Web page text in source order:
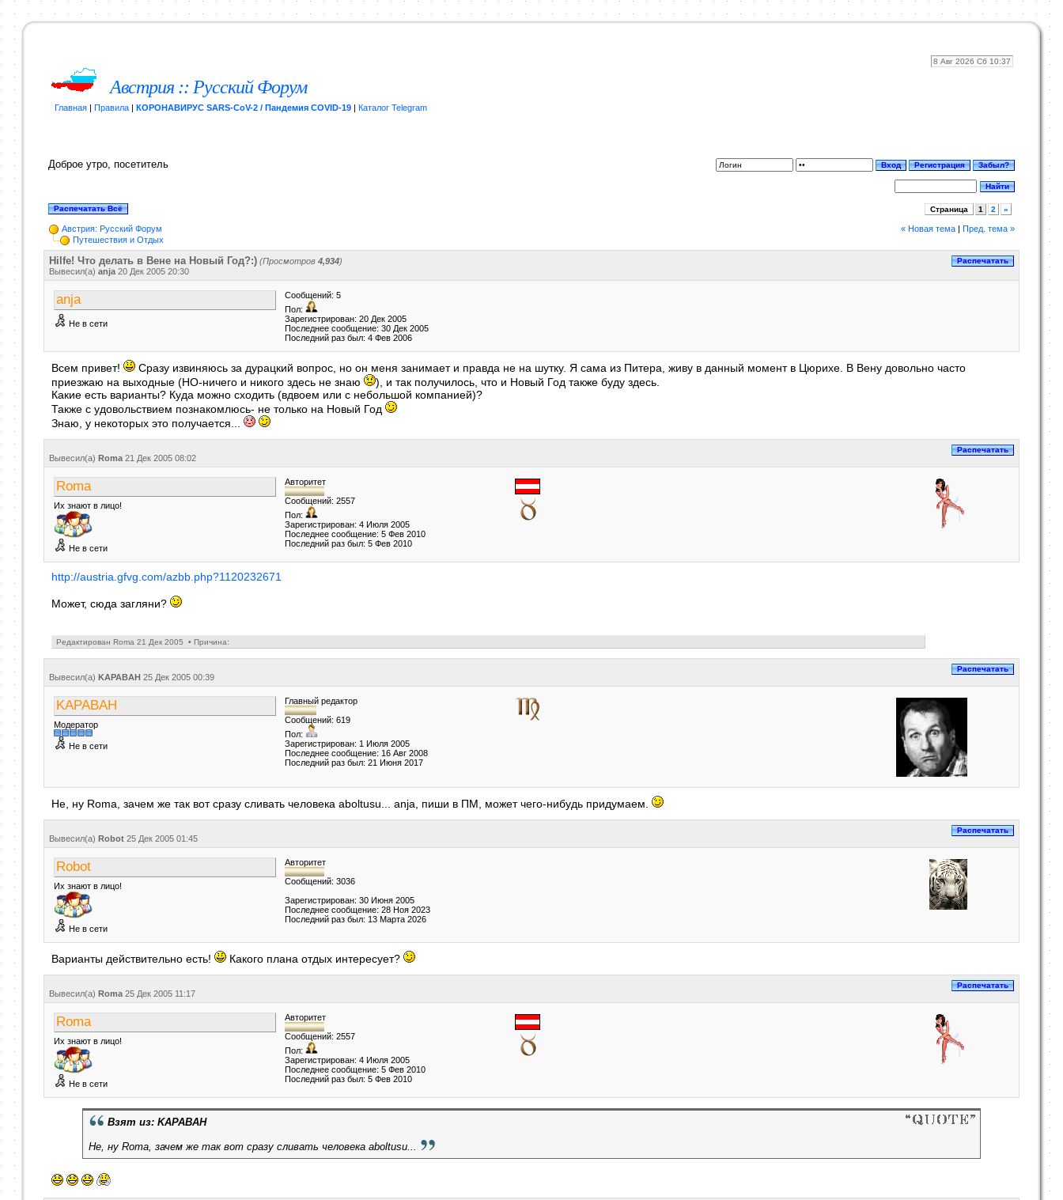
8 Авг 2026 Сб 10:37
Австрия :: Русский Форум
Главная| Правила| КОРОНАВИРУС SARS-CoV-2 / Пандемия COVID-19| Каталог Telegram
Доброе утро, посетитель
Страница 1 2 »
« Новая тема |Пред. тема »
Австрия: Русский Форум
Путешествия и Отдых
Hilfe! Что делать в Вене на Новый Год?:) (Просмотров 4,934)
Вывесил(a) anja20 Дек 2005 20:30
anja
Не в сети
Сообщений: 5
Пол:
Зарегистрирован: 20 Дек 2005
Последнее сообщение: 30 Дек 2005
Последний раз был: 4 Фев 2006
Всем привет!
Сразу извиняюсь за дурацкий вопрос, но он меня занимает и правда не на шутку. Я сама из Питера, живу в данный момент в Цюрихе. В Вену довольно часто
приезжаю на выходные (НО-ничего и никого здесь не знаю
), и так получилось, что и Новый Год также буду здесь.
Какие есть варианты? Куда можно сходить (вдвоем или с небольшой компанией)?
Также с удовольствием познакомлюсь- не только на Новый Год
Знаю, у некоторых это получается...
Вывесил(a) Roma21 Дек 2005 08:02
Roma
Их знают в лицо!
Не в сети
Авторитет
Сообщений: 2557
Пол:
Зарегистрирован: 4 Июля 2005
Последнее сообщение: 5 Фев 2010
Последний раз был: 5 Фев 2010
http://austria.gfvg.com/azbb.php?1120232671
Может, сюда загляни?
Редактирован Roma 21 Дек 2005 • Причина:
Вывесил(a) KAPABAH25 Дек 2005 00:39
KAPABAH
Модератор
Не в сети
Главный редактор
Сообщений: 619
Пол:
Зарегистрирован: 1 Июля 2005
Последнее сообщение: 16 Авг 2008
Последний раз был: 21 Июня 2017
Не, ну Roma, зачем же так вот сразу сливать человека aboltusu... anja, пиши в ПМ, может чего-нибудь придумаем.
Вывесил(a) Robot25 Дек 2005 01:45
Robot
Их знают в лицо!
Не в сети
Авторитет
Сообщений: 3036
Зарегистрирован: 30 Июня 2005
Последнее сообщение: 28 Ноя 2023
Последний раз был: 13 Марта 2026
Варианты действительно есть! Какого плана отдых интересует?
Вывесил(a) Roma25 Дек 2005 11:17
Roma
Их знают в лицо!
Не в сети
Авторитет
Сообщений: 2557
Пол:
Зарегистрирован: 4 Июля 2005
Последнее сообщение: 5 Фев 2010
Последний раз был: 5 Фев 2010
Взят из: KAPABAH
Не, ну Roma, зачем же так вот сразу сливать человека aboltusu...